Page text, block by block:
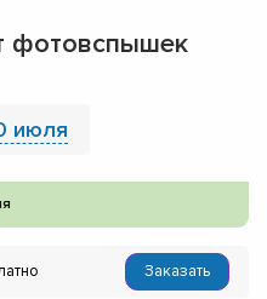
фотовспышек
июля
Заказать